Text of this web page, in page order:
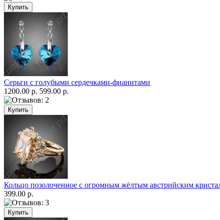
Серьги с голубыми сердечками-фианитами
1200.00 р. 599.00 р.
Кольцо позолоченное с огромным жёлтым австрийским
399.00 р.